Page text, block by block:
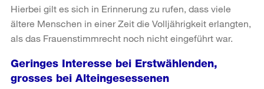
Hierbei gilt es sich in Erinnerung zu rufen, dass viele
ältere Menschen in einer Zeit die Volljährigkeit erlangten,
als das Frauenstimmrecht noch nicht eingeführt war.
Geringes Interesse bei Erstwählenden,
grosses bei Alteingesessenen